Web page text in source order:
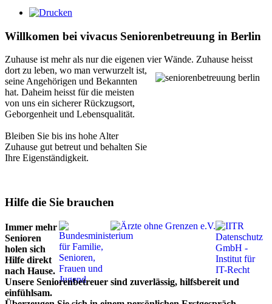
Willkomen bei vivacus Seniorenbetreuung in Berlin
Zuhause ist mehr als nur die eigenen vier Wände. Zuhause heisst
dort zu leben, wo man verwurzelt ist,
seine Angehörigen und Bekannten
hat. Daheim heisst für die meisten
von uns ein sicherer Rückzugsort,
Geborgenheit und Lebensqualität.
Bleiben Sie bis ins hohe Alter
Zuhause gut betreut und behalten Sie
Ihre Eigenständigkeit.
Hilfe die Sie brauchen
Immer mehr
Senioren
holen sich
Hilfe direkt
nach Hause.
Unsere Seniorenbetreuer sind zuverlässig, hilfsbereit und
einfühlsam.